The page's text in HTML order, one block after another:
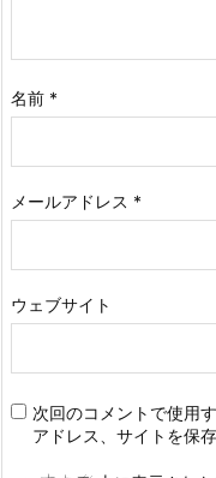
名前 *
メールアドレス *
ウェブサイト
次回のコメントで使用
アドレス、サイトを保存